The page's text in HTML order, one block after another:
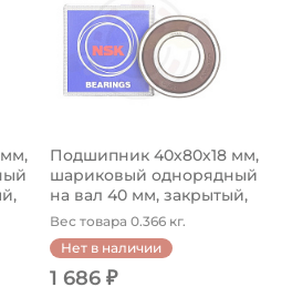
(С):
на вал:
Подшипник 40х80х18 мм,
шариковый однорядный
на вал 40 мм, закрытый,
уве...
Вес товара 0.366 кг.
Нет в наличии
1 686 ₽